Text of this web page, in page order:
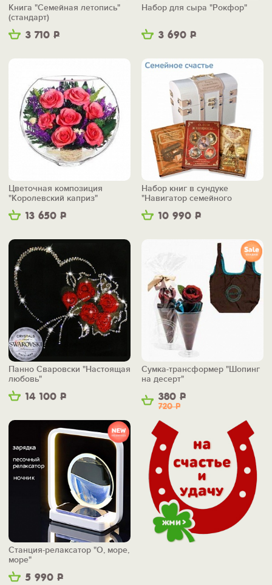
3 710 Р
Книга "Семейная летопись"
(стандарт)
3 690 Р
Набор для сыра "Рокфор"
13 650 Р
Цветочная композиция
"Королевский каприз"
10 990 Р
Набор книг в сундуке
"Навигатор семейного
счастья"
14 100 Р
Панно Сваровски "Настоящая
любовь"
380 Р
720Р
Сумка-трансформер "Шопинг
на десерт"
5 990 Р
Станция-релаксатор "О, море,
море"